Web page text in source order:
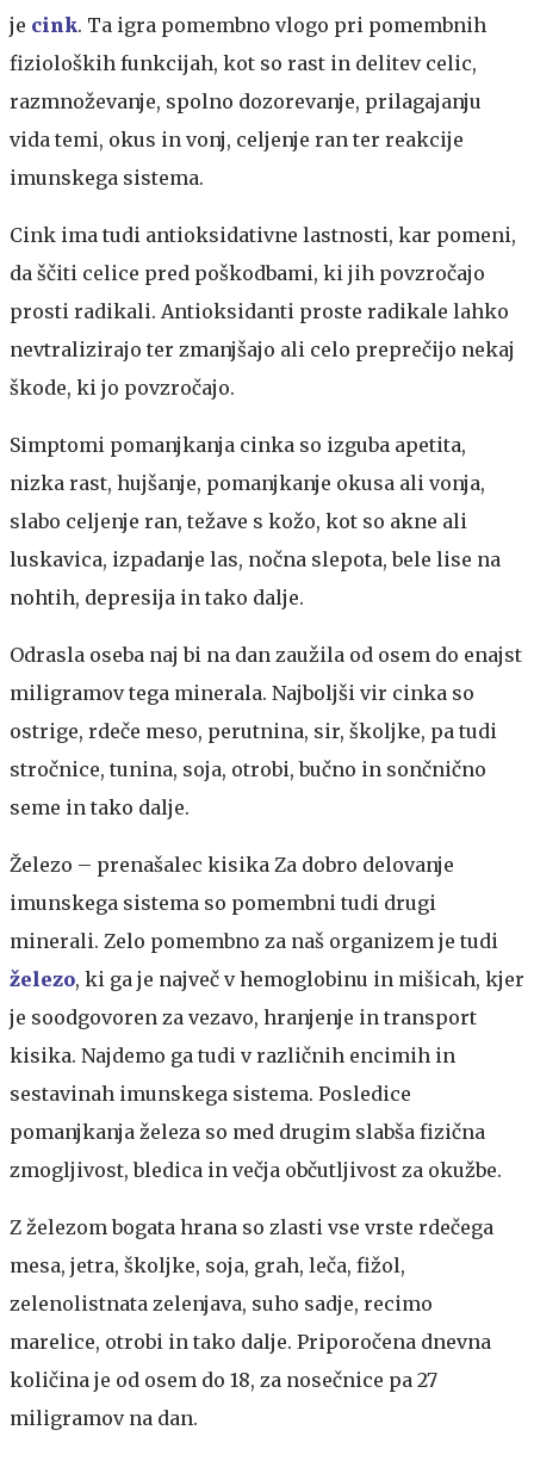
je cink. Ta igra pomembno vlogo pri pomembnih
fizioloških funkcijah, kot so rast in delitev celic,
razmnoževanje, spolno dozorevanje, prilagajanju
vida temi, okus in vonj, celjenje ran ter reakcije
imunskega sistema.
Cink ima tudi antioksidativne lastnosti, kar pomeni,
da ščiti celice pred poškodbami, ki jih povzročajo
prosti radikali. Antioksidanti proste radikale lahko
nevtralizirajo ter zmanjšajo ali celo preprečijo nekaj
škode, ki jo povzročajo.
Simptomi pomanjkanja cinka so izguba apetita,
nizka rast, hujšanje, pomanjkanje okusa ali vonja,
slabo celjenje ran, težave s kožo, kot so akne ali
luskavica, izpadanje las, nočna slepota, bele lise na
nohtih, depresija in tako dalje.
Odrasla oseba naj bi na dan zaužila od osem do enajst
miligramov tega minerala. Najboljši vir cinka so
ostrige, rdeče meso, perutnina, sir, školjke, pa tudi
stročnice, tunina, soja, otrobi, bučno in sončnično
seme in tako dalje.
Železo – prenašalec kisika Za dobro delovanje
imunskega sistema so pomembni tudi drugi
minerali. Zelo pomembno za naš organizem je tudi
železo, ki ga je največ v hemoglobinu in mišicah, kjer
je soodgovoren za vezavo, hranjenje in transport
kisika. Najdemo ga tudi v različnih encimih in
sestavinah imunskega sistema. Posledice
pomanjkanja železa so med drugim slabša fizična
zmogljivost, bledica in večja občutljivost za okužbe.
Z železom bogata hrana so zlasti vse vrste rdečega
mesa, jetra, školjke, soja, grah, leča, fižol,
zelenolistnata zelenjava, suho sadje, recimo
marelice, otrobi in tako dalje. Priporočena dnevna
količina je od osem do 18, za nosečnice pa 27
miligramov na dan.